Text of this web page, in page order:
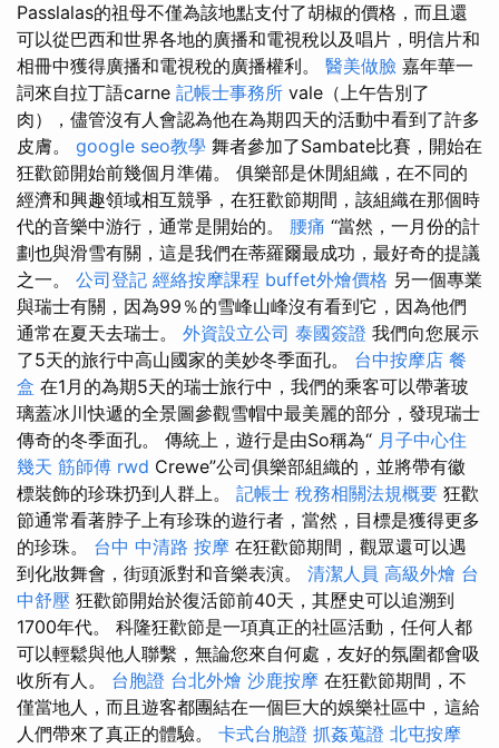
Passlalas的祖母不僅為該地點支付了胡椒的價格，而且還
可以從巴西和世界各地的廣播和電視稅以及唱片，明信片和
相冊中獲得廣播和電視稅的廣播權利。 醫美做臉 嘉年華一
詞來自拉丁語carne 記帳士事務所 vale（上午告別了
肉），儘管沒有人會認為他在為期四天的活動中看到了許多
皮膚。 google seo教學 舞者參加了Sambate比賽，開始在
狂歡節開始前幾個月準備。 俱樂部是休閒組織，在不同的
經濟和興趣領域相互競爭，在狂歡節期間，該組織在那個時
代的音樂中游行，通常是開始的。 腰痛 “當然，一月份的計
劃也與滑雪有關，這是我們在蒂羅爾最成功，最好奇的提議
之一。 公司登記 經絡按摩課程 buffet外燴價格 另一個專業
與瑞士有關，因為99％的雪峰山峰沒有看到它，因為他們
通常在夏天去瑞士。 外資設立公司 泰國簽證 我們向您展示
了5天的旅行中高山國家的美妙冬季面孔。 台中按摩店 餐
盒 在1月的為期5天的瑞士旅行中，我們的乘客可以帶著玻
璃蓋冰川快遞的全景圖參觀雪帽中最美麗的部分，發現瑞士
傳奇的冬季面孔。 傳統上，遊行是由So稱為“ 月子中心住
幾天 筋師傅 rwd Crewe”公司俱樂部組織的，並將帶有徽
標裝飾的珍珠扔到人群上。 記帳士 稅務相關法規概要 狂歡
節通常看著脖子上有珍珠的遊行者，當然，目標是獲得更多
的珍珠。 台中 中清路 按摩 在狂歡節期間，觀眾還可以遇
到化妝舞會，街頭派對和音樂表演。 清潔人員 高級外燴 台
中舒壓 狂歡節開始於復活節前40天，其歷史可以追溯到
1700年代。 科隆狂歡節是一項真正的社區活動，任何人都
可以輕鬆與他人聯繫，無論您來自何處，友好的氛圍都會吸
收所有人。 台胞證 台北外燴 沙鹿按摩 在狂歡節期間，不
僅當地人，而且遊客都團結在一個巨大的娛樂社區中，這給
人們帶來了真正的體驗。 卡式台胞證 抓姦蒐證 北屯按摩